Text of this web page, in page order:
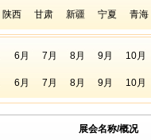
陕西 甘肃 新疆 宁夏 青海
6月 7月 8月 9月 10月
6月 7月 8月 9月 10月
展会名称/概况